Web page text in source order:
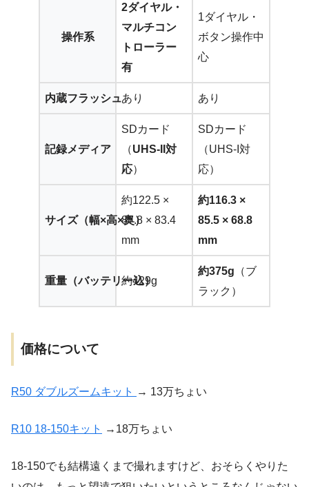
操作系
2ダイヤル・
マルチコン
トローラー
有
1ダイヤル・
ボタン操作中
心
内蔵フラッシュあり あり
記録メディア
SDカード
（UHS-II対
応）
SDカード
（UHS-I対
応）
サイズ（幅×高×奥）
約122.5 ×
87.8 × 83.4
mm
約116.3 ×
85.5 × 68.8
mm
重量（バッテリー込）
約429g
約375g （ブ
ラック）
価格について
R50 ダブルズームキット → 13万ちょい
R10 18-150キット →18万ちょい
18-150でも結構遠くまで撮れますけど、おそらくやりた